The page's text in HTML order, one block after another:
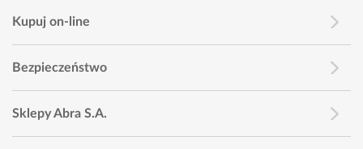
Kupuj on-line
Bezpieczeństwo
Sklepy Abra S.A.